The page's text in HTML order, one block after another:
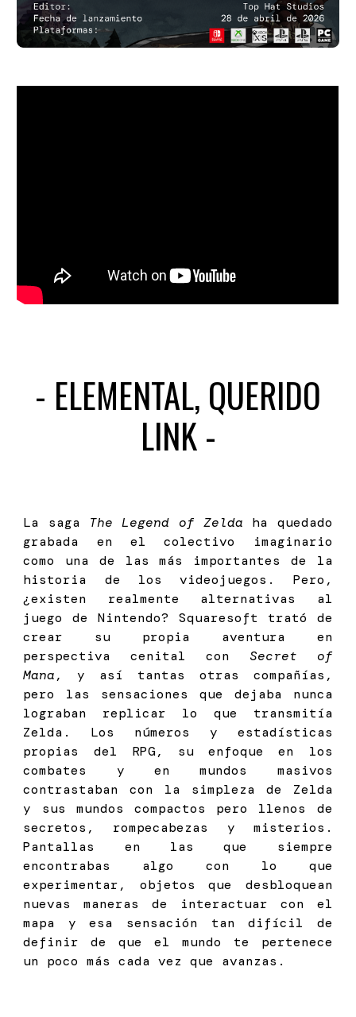
- ELEMENTAL, QUERIDO
LINK-
La saga The Legend of Zelda ha quedado
grabada en el colectivo imaginario
como una de las más importantes de la
historia de los videojuegos. Pero,
¿existen realmente alternativas al
juego de Nintendo? Squaresoft trató de
crear su propia aventura en
perspectiva cenital con Secret of
Mana, y así tantas otras compañías,
pero las sensaciones que dejaba nunca
lograban replicar lo que transmitía
Zelda. Los números y estadísticas
propias del RPG, su enfoque en los
combates y en mundos masivos
contrastaban con la simpleza de Zelda
y sus mundos compactos pero llenos de
secretos, rompecabezas y misterios.
Pantallas en las que siempre
encontrabas algo con lo que
experimentar, objetos que desbloquean
nuevas maneras de interactuar con el
mapa y esa sensación tan difícil de
definir de que el mundo te pertenece
un poco más cada vez que avanzas.